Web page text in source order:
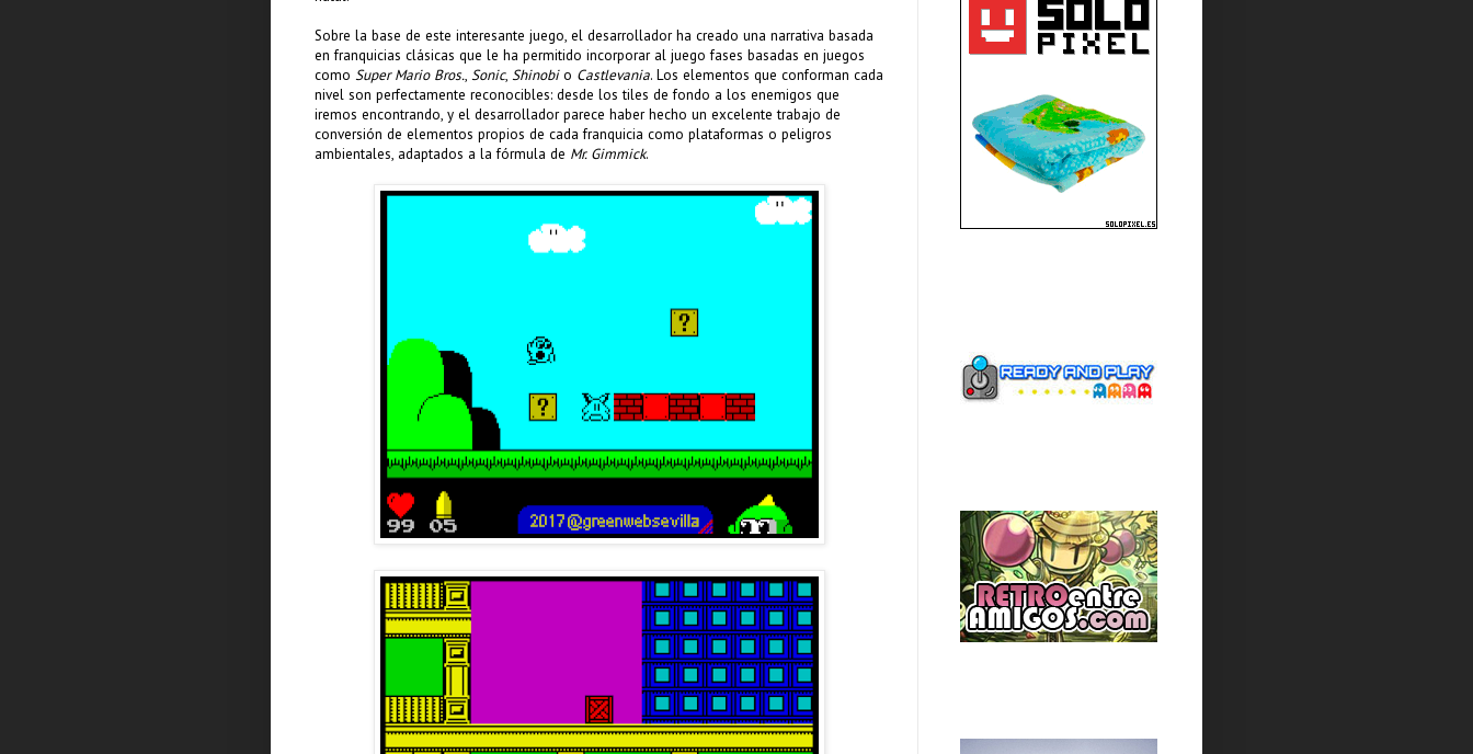
Sobre la base de este interesante juego, el desarrollador ha creado una narrativa basada
en franquicias clásicas que le ha permitido incorporar al juego fases basadas en juegos
como Super Mario Bros., Sonic, Shinobio Castlevania. Los elementos que conforman cada
nivel son perfectamente reconocibles: desde los tiles de fondo a los enemigos que
iremos encontrando, y el desarrollador parece haber hecho un excelente trabajo de
conversión de elementos propios de cada franquicia como plataformas o peligros
ambientales, adaptados a la fórmula de Mr. Gimmick.